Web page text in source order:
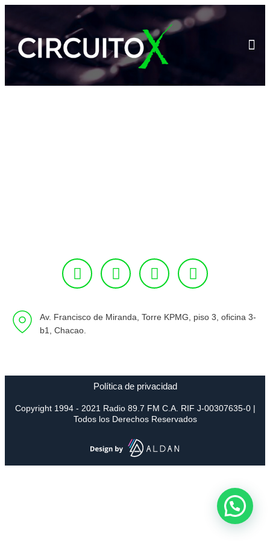
Av. Francisco de Miranda, Torre KPMG, piso 3, oficina 3-
b1, Chacao.
Política de privacidad
Copyright 1994 - 2021 Radio 89.7 FM C.A. RIF J-00307635-0 |
Todos los Derechos Reservados